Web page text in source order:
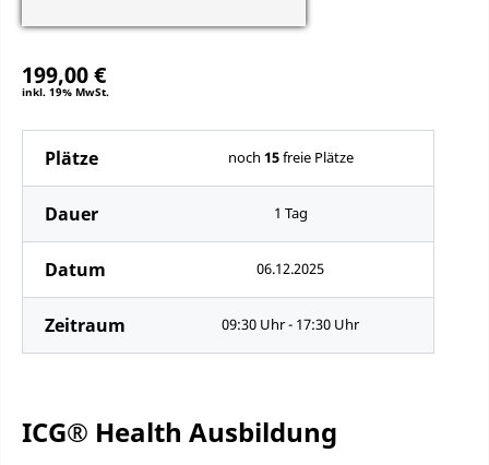
199,00 €
inkl. 19% MwSt.
Plätze noch 15freie Plätze
Dauer 1 Tag
Datum 06.12.2025
Zeitraum 09:30 Uhr - 17:30 Uhr
ICG® Health Ausbildung